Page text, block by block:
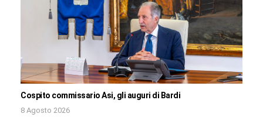
Cospito commissario Asi, gli auguri di Bardi
8 Agosto 2026